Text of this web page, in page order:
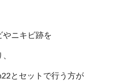
やニキビ跡を
とセットで行う方が